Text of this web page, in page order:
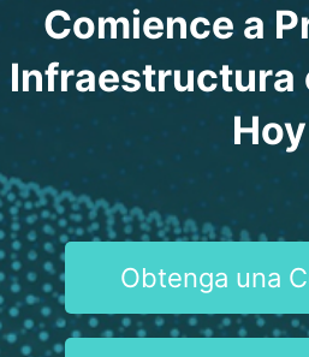
Comience a
Infraestructura
Hoy
Obtenga una